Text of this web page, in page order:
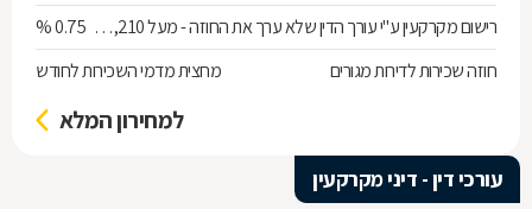
רישום מקרקעין ע"י עורך הדין שלא ערך את החוזה - מעל 538,210 ש"ח 0.75 %
חוזה שכירות לדירות מגורים
מחצית מדמי השכירות לחודש
למחירון המלא
עורכי דין - דיני מקרקעין